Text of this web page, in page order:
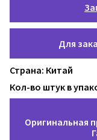
Для
Страна: Китай
Кол-во штук в
Оригинальная